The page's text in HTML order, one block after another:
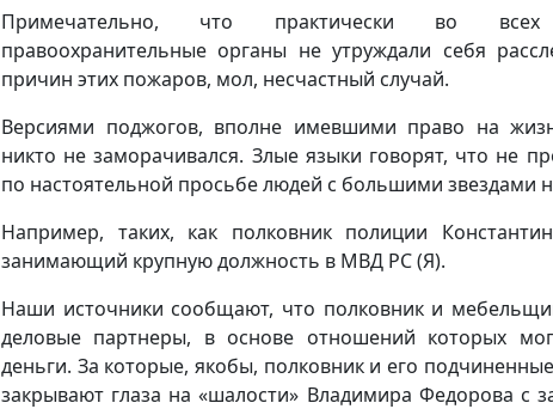
Примечательно, что практически во всех
правоохранительные органы не утруждали себя
причин этих пожаров, мол, несчастный случай.
Версиями поджогов, вполне имевшими право на
никто не заморачивался. Злые языки говорят, что не
по настоятельной просьбе людей с большими звездами
Например, таких, как полковник полиции
занимающий крупную должность в МВД РС (Я).
Наши источники сообщают, что полковник и
деловые партнеры, в основе отношений которых
деньги. За которые, якобы, полковник и его
закрывают глаза на «шалости» Владимира Федорова с